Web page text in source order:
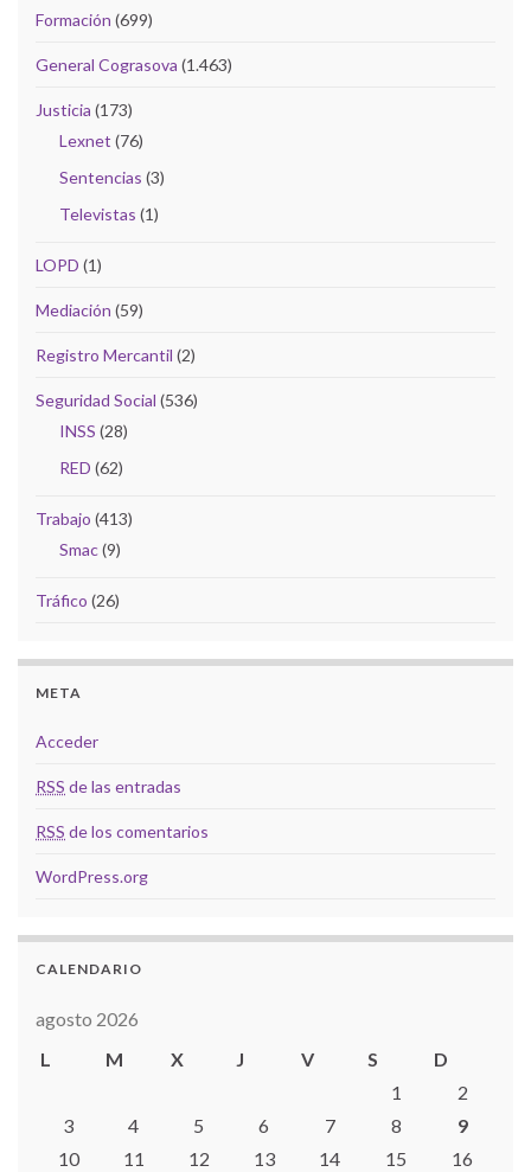
Formación (699)
General Cograsova (1.463)
Justicia (173)
Lexnet (76)
Sentencias (3)
Televistas (1)
LOPD (1)
Mediación (59)
Registro Mercantil (2)
Seguridad Social (536)
INSS (28)
RED (62)
Trabajo (413)
Smac(9)
Tráfico (26)
META
Acceder
RSS de las entradas
RSS de los comentarios
WordPress.org
CALENDARIO
agosto 2026
L
M X J V S
D
1
2
3
4 5 6 7 8
9
10
11 12 13 14 15 16